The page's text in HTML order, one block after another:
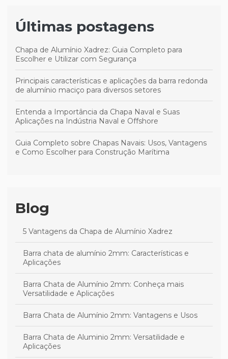
Últimas postagens
Chapa de Alumínio Xadrez: Guia Completo para
Escolher e Utilizar com Segurança
Principais características e aplicações da barra redonda
de alumínio maciço para diversos setores
Entenda a Importância da Chapa Naval e Suas
Aplicações na Indústria Naval e Offshore
Guia Completo sobre Chapas Navais: Usos, Vantagens
e Como Escolher para Construção Marítima
Blog
5 Vantagens da Chapa de Alumínio Xadrez
Barra chata de alumínio 2mm: Características e
Aplicações
Barra Chata de Alumínio 2mm: Conheça mais
Versatilidade e Aplicações
Barra Chata de Alumínio 2mm: Vantagens e Usos
Barra Chata de Aluminio 2mm: Versatilidade e
Aplicações